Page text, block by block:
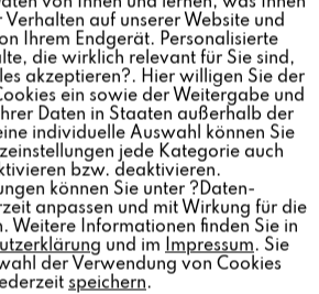
19"
Inaktiv
Inaktiv
auf unserer Website und
Ihrem Endgerät. Personalisierte
die wirklich relevant für Sie sind,
akzeptieren?. Hier willigen Sie der
ein sowie der Weitergabe und
Daten in Staaten außerhalb der
individuelle Auswahl können Sie
jede Kategorie auch
bzw. deaktivieren.
können Sie unter ?Daten-
anpassen und mit Wirkung für die
Weitere Informationen finden Sie in
und im Impressum. Sie
der Verwendung von Cookies
speichern.